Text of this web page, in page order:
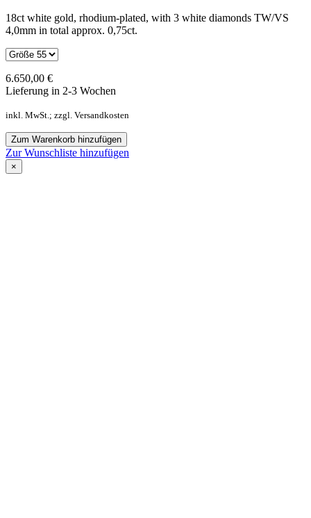
18ct white gold, rhodium-plated, with 3 white diamonds TW/VS
4,0mm in total approx. 0,75ct.
6.650,00 €
Lieferung in 2-3 Wochen
inkl. MwSt.; zzgl. Versandkosten
Zum Warenkorb hinzufügen
Zur Wunschliste hinzufügen
×